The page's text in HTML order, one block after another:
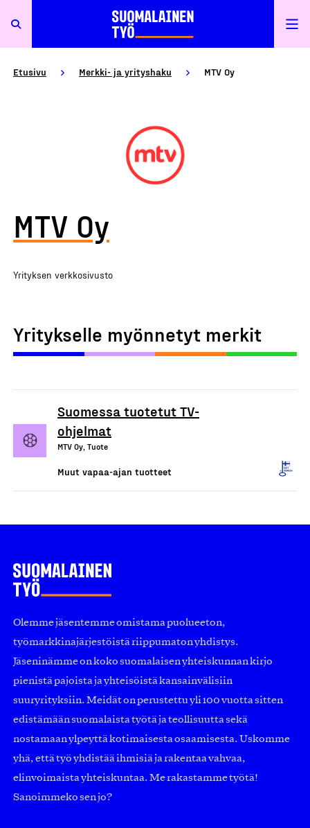
Etusivu Merkki- ja yrityshaku MTV Oy
MTV Oy
Yrityksen verkkosivusto
Yritykselle myönnetyt merkit
Suomessa tuotetut TV-
ohjelmat
MTV Oy, Tuote
Muut vapaa-ajan tuotteet
Olemme jäsentemme omistama puolueeton,
työmarkkinajärjestöistä riippumaton yhdistys.
Jäseninämme on koko suomalaisen yhteiskunnan kirjo
pienistä pajoista ja yhteisöistä kansainvälisiin
suuryrityksiin. Meidät on perustettu yli 100 vuotta sitten
edistämään suomalaista työtä ja teollisuutta sekä
nostamaan ylpeyttä kotimaisesta osaamisesta. Uskomme
yhä, että työ yhdistää ihmisiä ja rakentaa vahvaa,
elinvoimaista yhteiskuntaa. Me rakastamme työtä!
Sanoimmeko sen jo?